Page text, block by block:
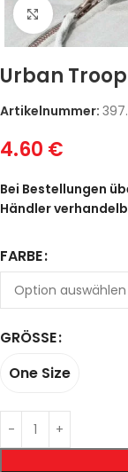
Zum
Urban
Artikelnummer:
4.60 €
Bei Bestellungen
Händler
FARBE
GRÖSSE
One Size